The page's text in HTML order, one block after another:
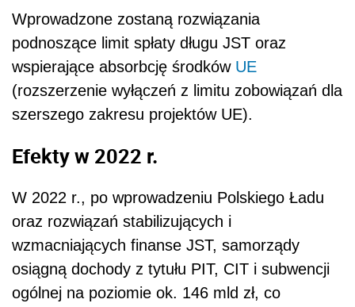
Wprowadzone zostaną rozwiązania
podnoszące limit spłaty długu JST oraz
wspierające absorbcję środków UE
(rozszerzenie wyłączeń z limitu zobowiązań dla
szerszego zakresu projektów UE).
Efekty w 2022 r.
W 2022 r., po wprowadzeniu Polskiego Ładu
oraz rozwiązań stabilizujących i
wzmacniających finanse JST, samorządy
osiągną dochody z tytułu PIT, CIT i subwencji
ogólnej na poziomie ok. 146 mld zł, co